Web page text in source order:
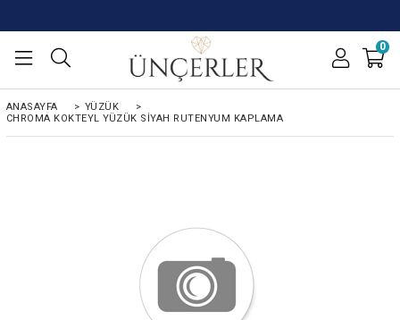
0
ANASAYFA > YÜZÜK
>
CHROMA KOKTEYL YÜZÜK SIYAH RUTENYUM KAPLAMA